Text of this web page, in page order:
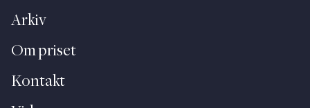
Arkiv
Om priset
Kontakt